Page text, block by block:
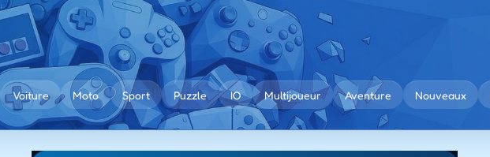
Voiture Moto Sport Puzzle IO Multijoueur Aventure Nouveaux